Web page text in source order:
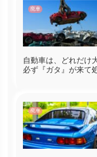
廃車
自動車は、どれだけ
必ず『ガタ』が来て
す。自動車の状態に
い取ってもらうと
廃車